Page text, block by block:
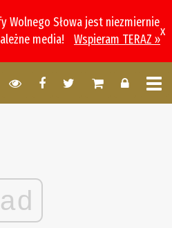
Wolnego Słowa jest niezmiernie
media!
Wspieram TERAZ »
x
ad